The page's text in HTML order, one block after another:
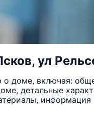
ул
доме, включая:
детальные